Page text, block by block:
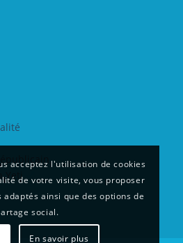
Yeti
acceptez l'utilisation de cookies
de votre visite, vous proposer
ainsi que des options de
social.
En savoir plus